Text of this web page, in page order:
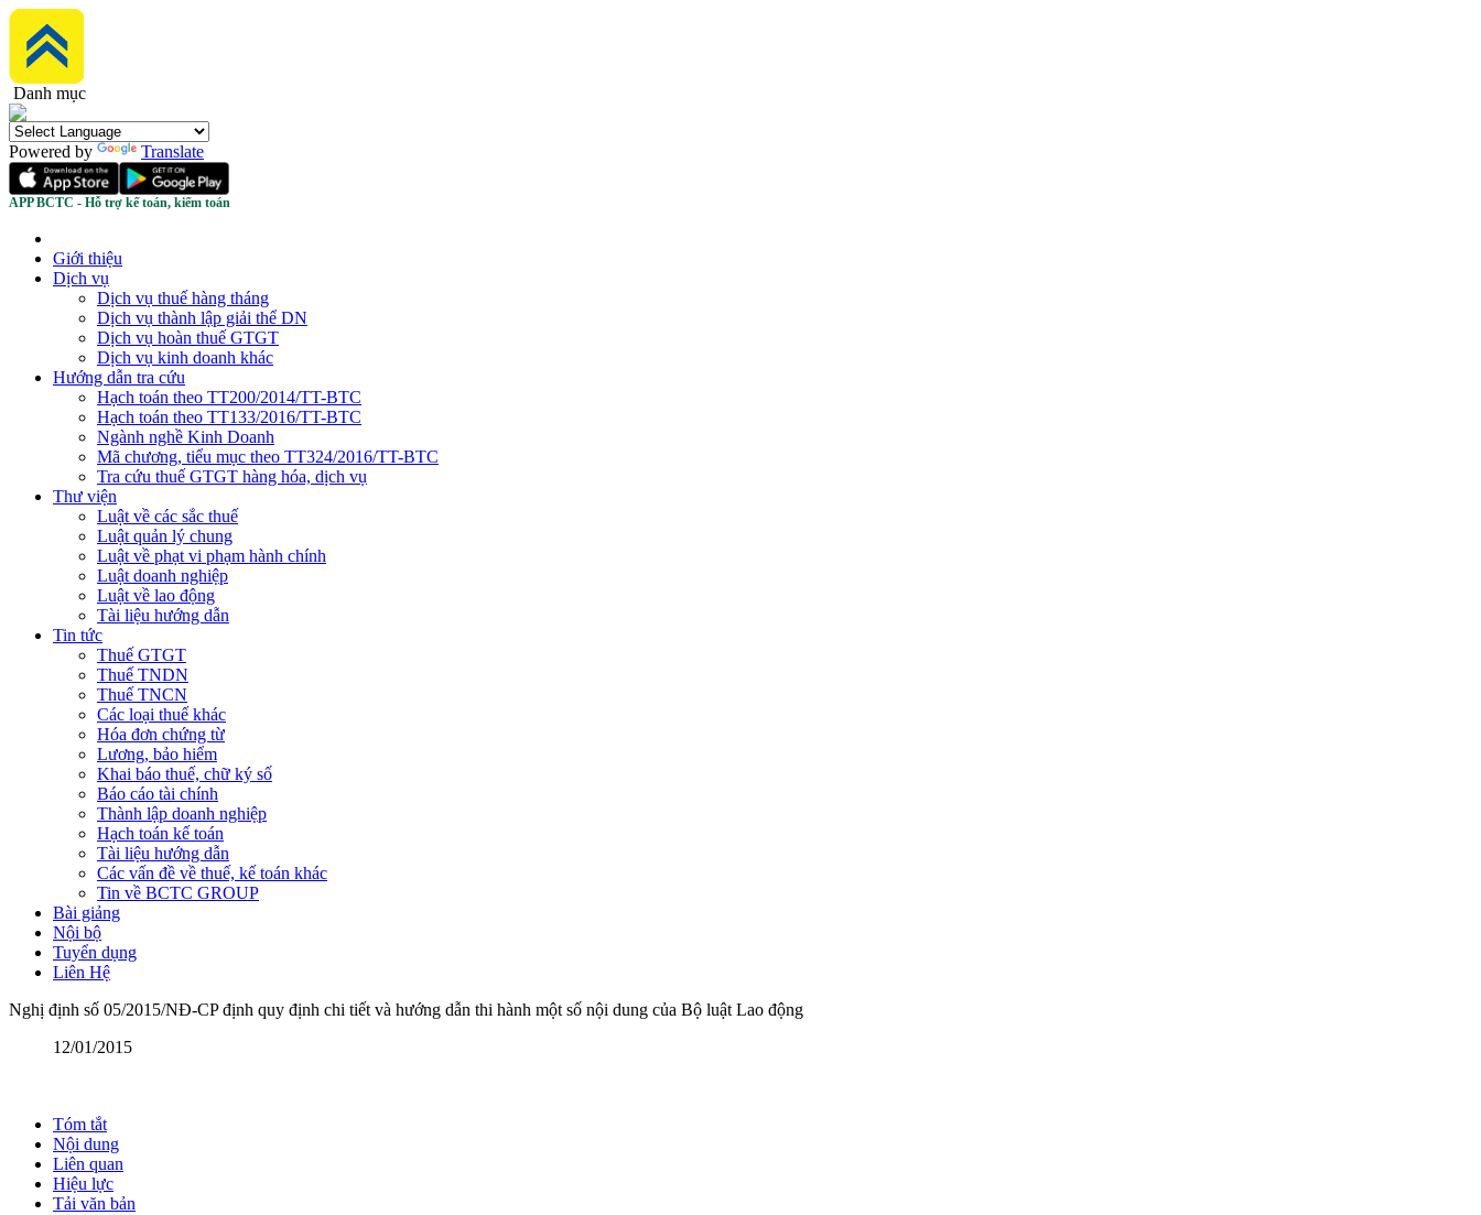
Danh mục
Powered by Translate
APP BCTC - Hỗ trợ kế toán, kiểm toán
Giới thiệu
Dịch vụ
Dịch vụ thuế hàng tháng
Dịch vụ thành lập giải thể DN
Dịch vụ hoàn thuế GTGT
Dịch vụ kinh doanh khác
Hướng dẫn tra cứu
Hạch toán theo TT200/2014/TT-BTC
Hạch toán theo TT133/2016/TT-BTC
Ngành nghề Kinh Doanh
Mã chương, tiểu mục theo TT324/2016/TT-BTC
Tra cứu thuế GTGT hàng hóa, dịch vụ
Thư viện
Luật về các sắc thuế
Luật quản lý chung
Luật về phạt vi phạm hành chính
Luật doanh nghiệp
Luật về lao động
Tài liệu hướng dẫn
Tin tức
Thuế GTGT
Thuế TNDN
Thuế TNCN
Các loại thuế khác
Hóa đơn chứng từ
Lương, bảo hiểm
Khai báo thuế, chữ ký số
Báo cáo tài chính
Thành lập doanh nghiệp
Hạch toán kế toán
Tài liệu hướng dẫn
Các vấn đề về thuế, kế toán khác
Tin về BCTC GROUP
Bài giảng
Nội bộ
Tuyển dụng
Liên Hệ
Nghị định số 05/2015/NĐ-CP định quy định chi tiết và hướng dẫn thi hành một số nội dung của Bộ luật Lao động
12/01/2015
Tóm tắt
Nội dung
Liên quan
Hiệu lực
Tải văn bản